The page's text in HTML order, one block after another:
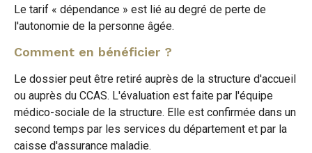
Le tarif « dépendance » est lié au degré de perte de
l'autonomie de la personne âgée.
Comment en bénéficier ?
Le dossier peut être retiré auprès de la structure d'accueil
ou auprès du CCAS. L'évaluation est faite par l'équipe
médico-sociale de la structure. Elle est confirmée dans un
second temps par les services du département et par la
caisse d'assurance maladie.